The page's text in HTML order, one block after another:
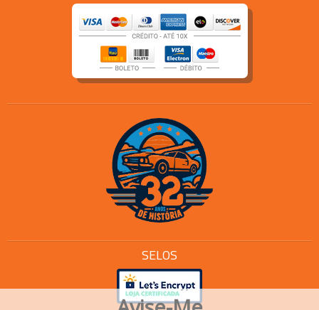
SELOS